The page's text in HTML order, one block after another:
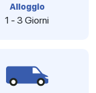
Alloggio
1 - 3 Giorni